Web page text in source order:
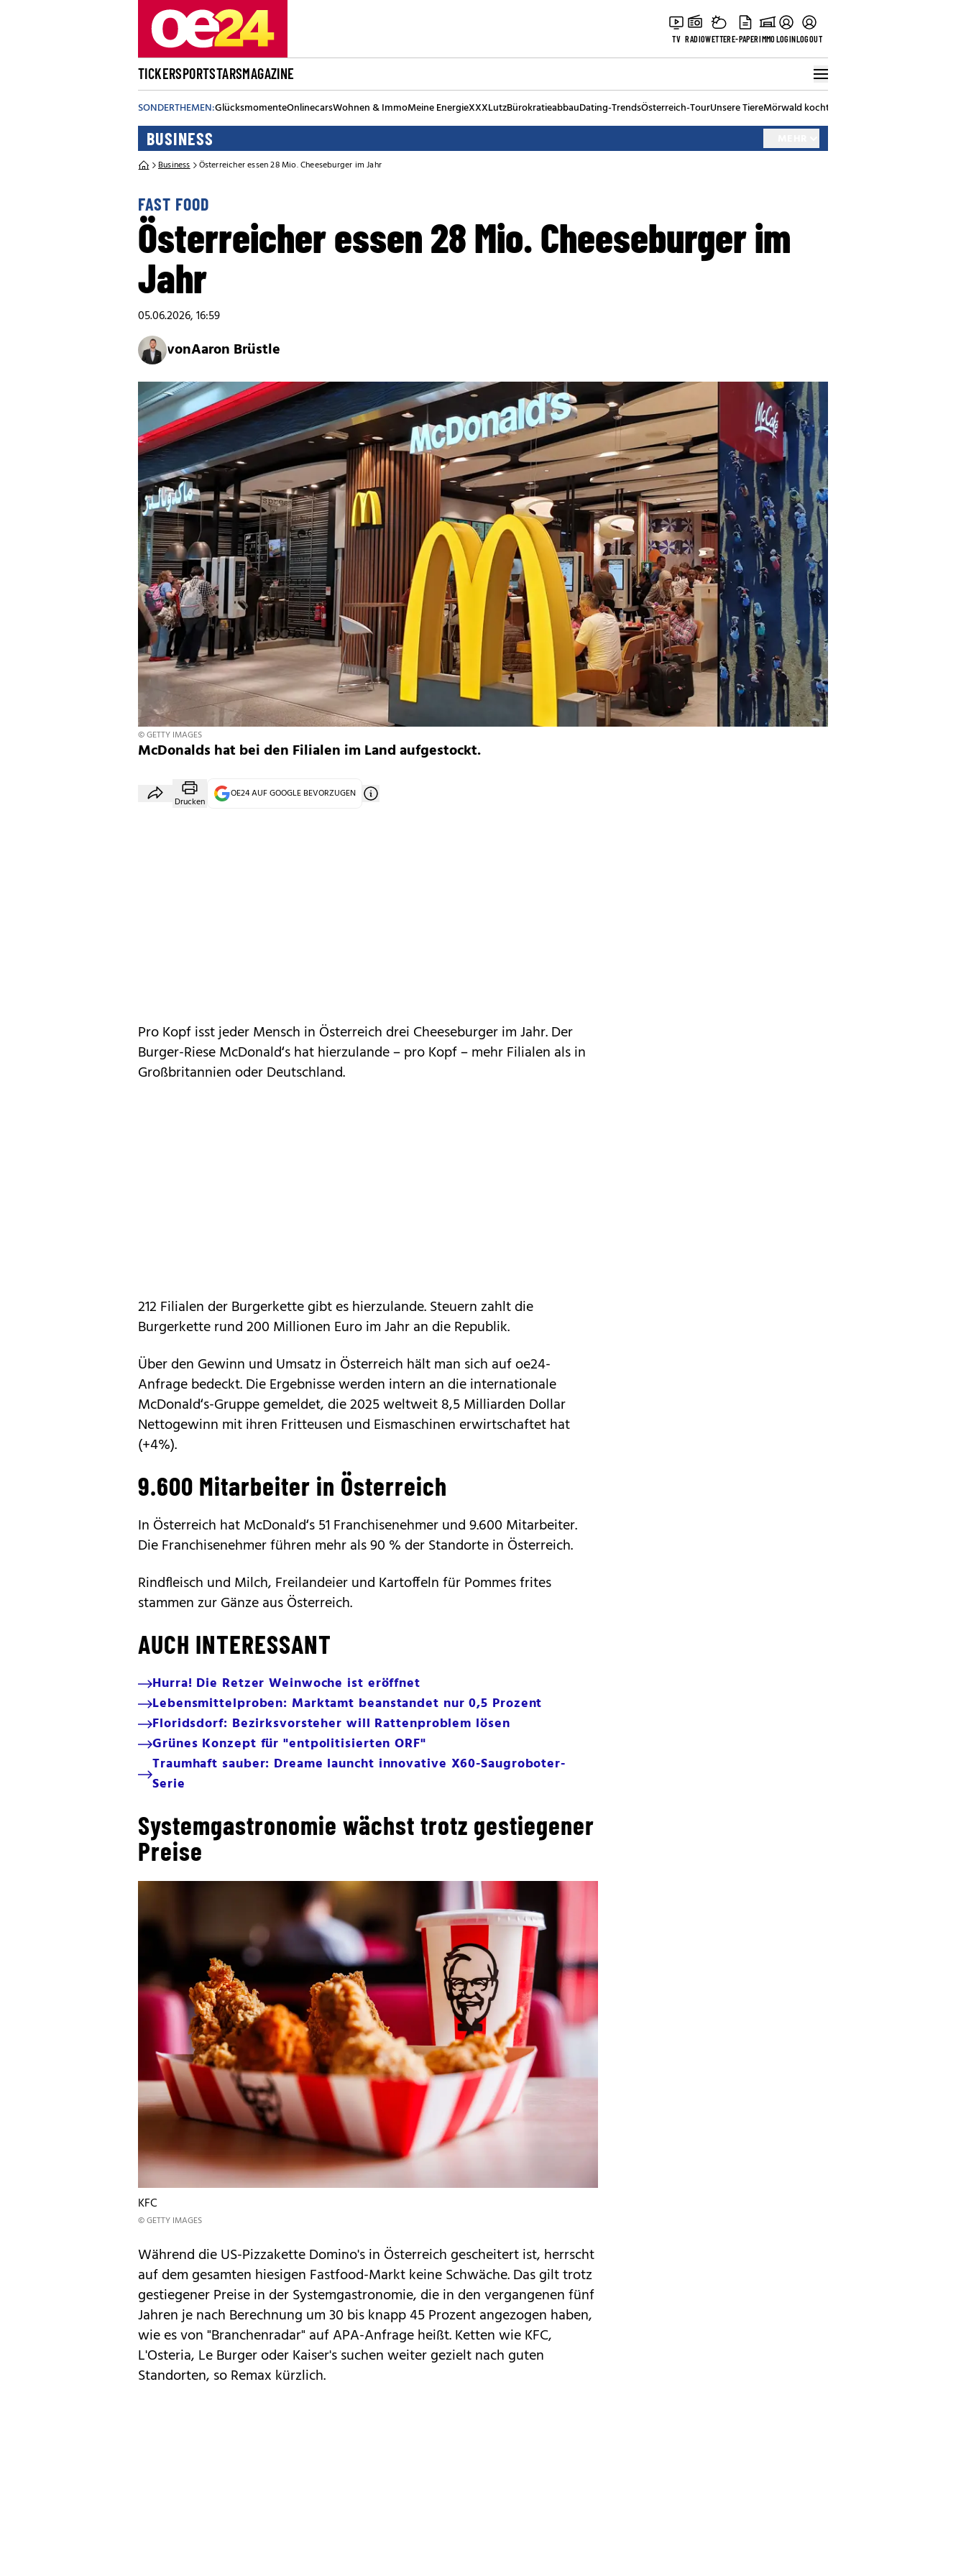
TV RADIOWETTERE-PAPERIMMOLOGINLOGOUT
TICKERSPORTSTARSMAGAZINE
SONDERTHEMEN:GlücksmomenteOnlinecarsWohnen & ImmoMeine EnergieXXXLutzBürokratieabbauDating-TrendsÖsterreich-TourUnsere TiereMörwald kocht
BUSINESS
Business Österreicher essen 28 Mio. Cheeseburger im Jahr
FAST FOOD
Österreicher essen 28 Mio. Cheeseburger im
Jahr
05.06.2026, 16:59
vonAaron Brüstle
© GETTY IMAGES
McDonalds hat bei den Filialen im Land aufgestockt.
Drucken
OE24 AUF GOOGLE BEVORZUGEN
Pro Kopf isst jeder Mensch in Österreich drei Cheeseburger im Jahr. Der
Burger-Riese McDonald‘s hat hierzulande – pro Kopf – mehr Filialen als in
Großbritannien oder Deutschland.
212 Filialen der Burgerkette gibt es hierzulande. Steuern zahlt die
Burgerkette rund 200 Millionen Euro im Jahr an die Republik.
Über den Gewinn und Umsatz in Österreich hält man sich auf oe24-
Anfrage bedeckt. Die Ergebnisse werden intern an die internationale
McDonald‘s-Gruppe gemeldet, die 2025 weltweit 8,5 Milliarden Dollar
Nettogewinn mit ihren Fritteusen und Eismaschinen erwirtschaftet hat
(+4%).
9.600 Mitarbeiter in Österreich
In Österreich hat McDonald‘s 51 Franchisenehmer und 9.600 Mitarbeiter.
Die Franchisenehmer führen mehr als 90 % der Standorte in Österreich.
Rindfleisch und Milch, Freilandeier und Kartoffeln für Pommes frites
stammen zur Gänze aus Österreich.
AUCH INTERESSANT
Hurra! Die Retzer Weinwoche ist eröffnet
Lebensmittelproben: Marktamt beanstandet nur 0,5 Prozent
Floridsdorf: Bezirksvorsteher will Rattenproblem lösen
Grünes Konzept für "entpolitisierten ORF"
Traumhaft sauber: Dreame launcht innovative X60-Saugroboter-
Serie
Systemgastronomie wächst trotz gestiegener
Preise
KFC
© GETTY IMAGES
Während die US-Pizzakette Domino's in Österreich gescheitert ist, herrscht
auf dem gesamten hiesigen Fastfood-Markt keine Schwäche. Das gilt trotz
gestiegener Preise in der Systemgastronomie, die in den vergangenen fünf
Jahren je nach Berechnung um 30 bis knapp 45 Prozent angezogen haben,
wie es von "Branchenradar" auf APA-Anfrage heißt. Ketten wie KFC,
L'Osteria, Le Burger oder Kaiser's suchen weiter gezielt nach guten
Standorten, so Remax kürzlich.